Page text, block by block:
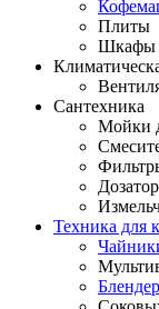
Плиты
Шкафы
Сантехника
Мойки
Техника для